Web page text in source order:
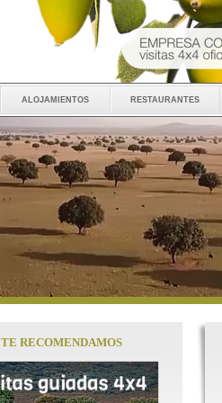
alojamientos restaurantes
TE RECOMENDAMOS